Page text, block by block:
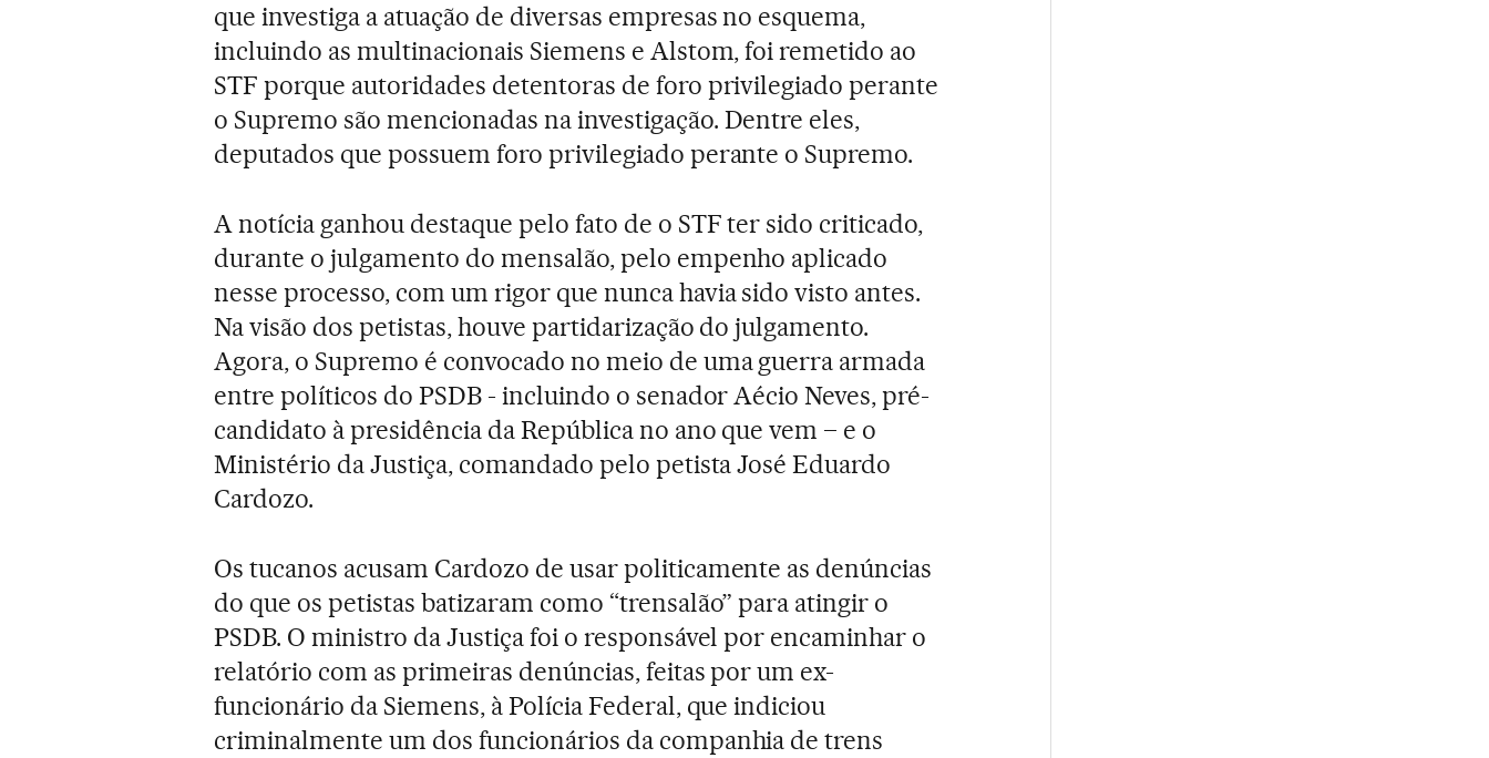
que investiga a atuação de diversas empresas no esquema,
incluindo as multinacionais Siemens e Alstom, foi remetido ao
STF porque autoridades detentoras de foro privilegiado perante
o Supremo são mencionadas na investigação. Dentre eles,
deputados que possuem foro privilegiado perante o Supremo.
A notícia ganhou destaque pelo fato de o STF ter sido criticado,
durante o julgamento do mensalão, pelo empenho aplicado
nesse processo, com um rigor que nunca havia sido visto antes.
Na visão dos petistas, houve partidarização do julgamento.
Agora, o Supremo é convocado no meio de uma guerra armada
entre políticos do PSDB - incluindo o senador Aécio Neves, pré-
candidato à presidência da República no ano que vem – e o
Ministério da Justiça, comandado pelo petista José Eduardo
Cardozo.
Os tucanos acusam Cardozo de usar politicamente as denúncias
do que os petistas batizaram como “trensalão” para atingir o
PSDB. O ministro da Justiça foi o responsável por encaminhar o
relatório com as primeiras denúncias, feitas por um ex-
funcionário da Siemens, à Polícia Federal, que indiciou
criminalmente um dos funcionários da companhia de trens